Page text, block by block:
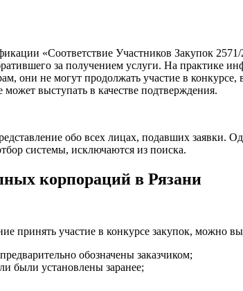
«Соответствие Участников Закупок
за получением услуги. На практике
они не могут продолжать участие в
выступать в качестве подтверждения.
обо всех лицах, подавших заявки.
системы, исключаются из поиска.
корпораций в Рязани
принять участие в конкурсе закупок, можно
обозначены заказчиком;
были установлены заранее;